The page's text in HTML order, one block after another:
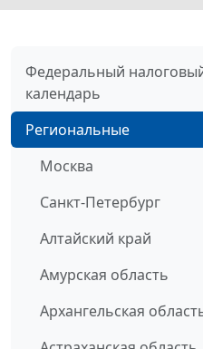
Федеральный
календарь
Региональные
Москва
Санкт-Петербург
Алтайский край
Амурская область
Архангельская